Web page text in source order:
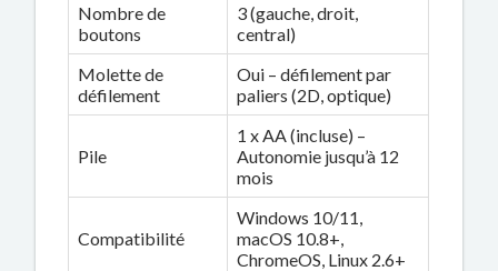
Nombre de
boutons
3 (gauche, droit,
central)
Molette de
défilement
Oui – défilement par
paliers (2D, optique)
Pile
1 x AA (incluse) –
Autonomie jusqu’à 12
mois
Compatibilité
Windows 10/11,
macOS 10.8+,
ChromeOS, Linux 2.6+